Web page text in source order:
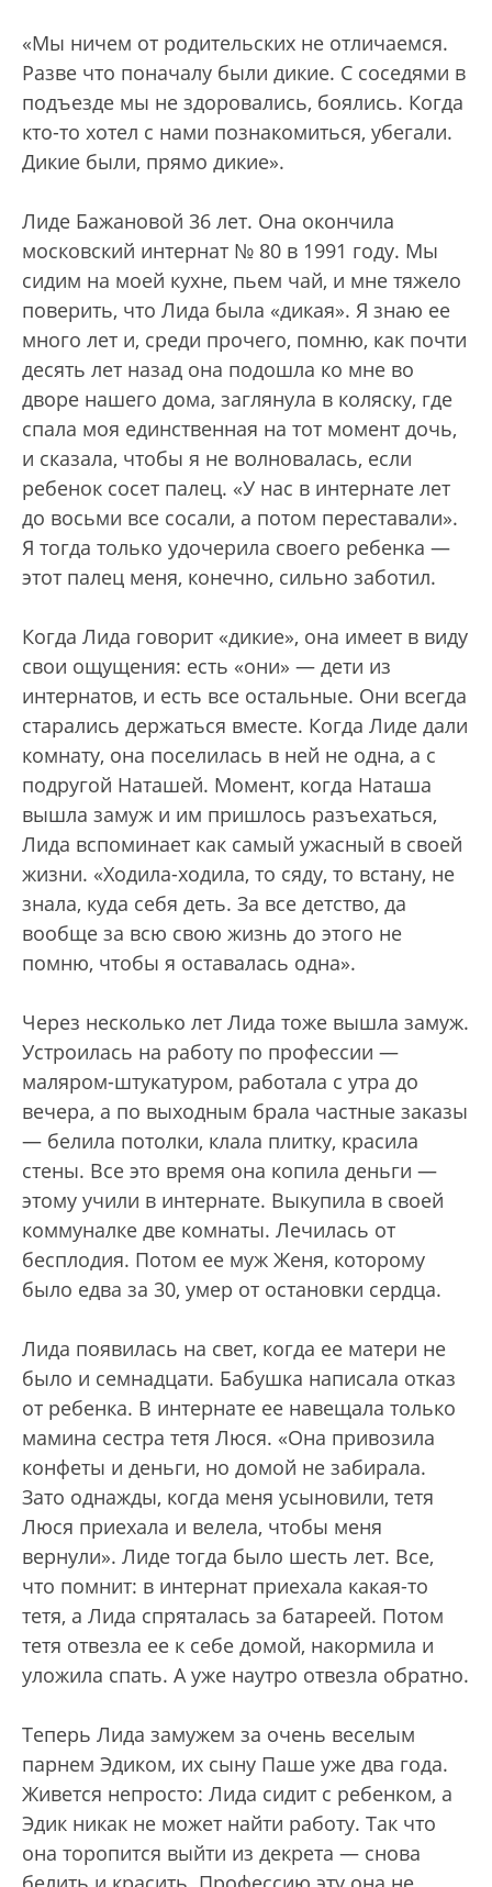
«Мы ничем от родительских не отличаемся.
Разве что поначалу были дикие. С соседями в
подъезде мы не здоровались, боялись. Когда
кто-то хотел с нами познакомиться, убегали.
Дикие были, прямо дикие».
Лиде Бажановой 36 лет. Она окончила
московский интернат № 80 в 1991 году. Мы
сидим на моей кухне, пьем чай, и мне тяжело
поверить, что Лида была «дикая». Я знаю ее
много лет и, среди прочего, помню, как почти
десять лет назад она подошла ко мне во
дворе нашего дома, заглянула в коляску, где
спала моя единственная на тот момент дочь,
и сказала, чтобы я не волновалась, если
ребенок сосет палец. «У нас в интернате лет
до восьми все сосали, а потом переставали».
Я тогда только удочерила своего ребенка —
этот палец меня, конечно, сильно заботил.
Когда Лида говорит «дикие», она имеет в виду
свои ощущения: есть «они» — дети из
интернатов, и есть все остальные. Они всегда
старались держаться вместе. Когда Лиде дали
комнату, она поселилась в ней не одна, а с
подругой Наташей. Момент, когда Наташа
вышла замуж и им пришлось разъехаться,
Лида вспоминает как самый ужасный в своей
жизни. «Ходила-ходила, то сяду, то встану, не
знала, куда себя деть. За все детство, да
вообще за всю свою жизнь до этого не
помню, чтобы я оставалась одна».
Через несколько лет Лида тоже вышла замуж.
Устроилась на работу по профессии —
маляром-штукатуром, работала с утра до
вечера, а по выходным брала частные заказы
— белила потолки, клала плитку, красила
стены. Все это время она копила деньги —
этому учили в интернате. Выкупила в своей
коммуналке две комнаты. Лечилась от
бесплодия. Потом ее муж Женя, которому
было едва за 30, умер от остановки сердца.
Лида появилась на свет, когда ее матери не
было и семнадцати. Бабушка написала отказ
от ребенка. В интернате ее навещала только
мамина сестра тетя Люся. «Она привозила
конфеты и деньги, но домой не забирала.
Зато однажды, когда меня усыновили, тетя
Люся приехала и велела, чтобы меня
вернули». Лиде тогда было шесть лет. Все,
что помнит: в интернат приехала какая-то
тетя, а Лида спряталась за батареей. Потом
тетя отвезла ее к себе домой, накормила и
уложила спать. А уже наутро отвезла обратно.
Теперь Лида замужем за очень веселым
парнем Эдиком, их сыну Паше уже два года.
Живется непросто: Лида сидит с ребенком, а
Эдик никак не может найти работу. Так что
она торопится выйти из декрета — снова